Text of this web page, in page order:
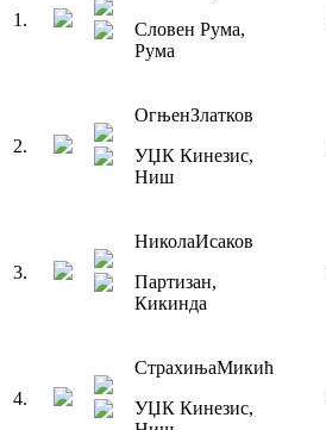
1 .
Словен Рума,
Рума
2.
ОгњенЗлатков
УЏК Кинезис,
Ниш
3.
НиколаИсаков
Партизан,
Кикинда
4.
СтрахињаМикић
УЏК Кинезис,